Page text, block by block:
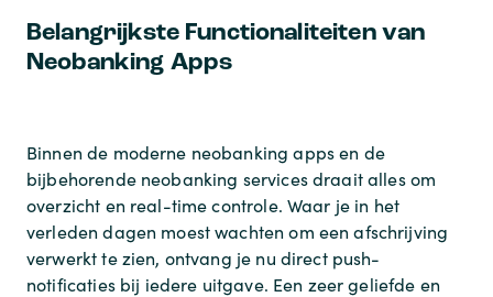
Belangrijkste Functionaliteiten van
Neobanking Apps
Binnen de moderne neobanking apps en de
bijbehorende neobanking services draait alles om
overzicht en real-time controle. Waar je in het
verleden dagen moest wachten om een afschrijving
verwerkt te zien, ontvang je nu direct push-
notificaties bij iedere uitgave. Een zeer geliefde en